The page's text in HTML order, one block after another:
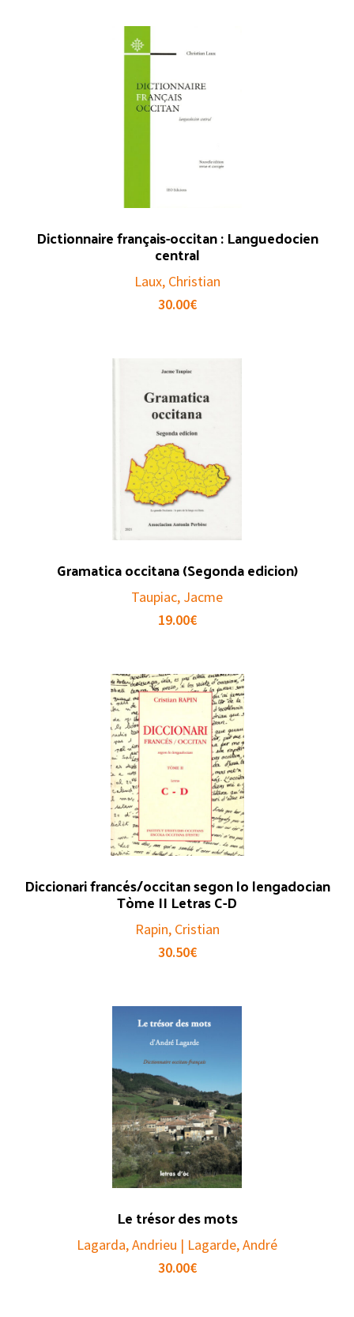
Dictionnaire français-occitan : Languedocien
central
Laux, Christian
30.00€
Gramatica occitana (Segonda edicion)
Taupiac, Jacme
19.00€
Diccionari francés/occitan segon lo lengadocian
Tòme II Letras C-D
Rapin, Cristian
30.50€
Le trésor des mots
Lagarda, Andrieu | Lagarde, André
30.00€